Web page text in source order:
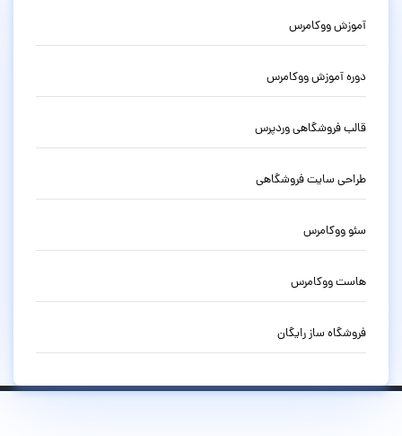
آموزش ووکامرس
دوره آموزش ووکامرس
قالب فروشگاهی وردپرس
طراحی سایت فروشگاهی
سئو ووکامرس
هاست ووکامرس
فروشگاه ساز رایگان